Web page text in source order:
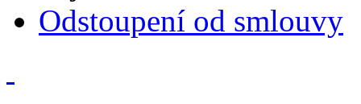
Odstoupení od smlouvy